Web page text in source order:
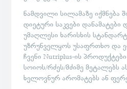
ნამდვილი სილამაზე იქმნება
დიეტური საკვები დანამატები
უმაღლესი ხარისხის
უზრუნველყოს უსაფრთხო და
ჩვენი Nutriplus-ის
სოიოს/რძეს/მძიმე მეტალებს
ხელოვნურ არომატებს ან